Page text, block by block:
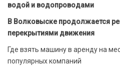
водой и водопроводами
В Волковыске продолжается
перекрытиями движения
Где взять машину в аренду на
популярных компаний